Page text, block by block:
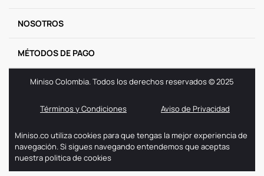
NOSOTROS
MÉTODOS DE PAGO
Miniso Colombia. Todos los derechos reservados © 2025
Términos y Condiciones Aviso de Privacidad
Miniso.co utiliza cookies para que tengas la mejor experiencia de
navegación. Si sigues navegando entendemos que aceptas
nuestra politica de cookies